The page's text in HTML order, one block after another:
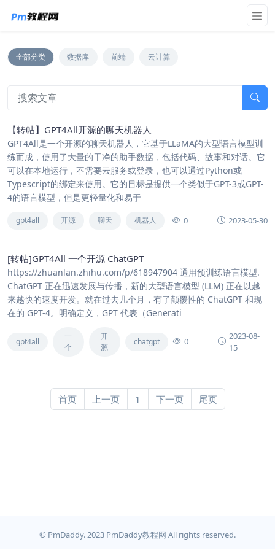
全部分类 数据库 前端 云计算
【转帖】GPT4All开源的聊天机器人
GPT4All是一个开源的聊天机器人，它基于LLaMA的大型语言模型训
练而成，使用了大量的干净的助手数据，包括代码、故事和对话。它
可以在本地运行，不需要云服务或登录，也可以通过Python或
Typescript的绑定来使用。它的目标是提供一个类似于GPT-3或GPT-
4的语言模型，但是更轻量化和易于
gpt4all 开源 聊天 机器人 0 2023-05-30
[转帖]GPT4All 一个开源 ChatGPT
https://zhuanlan.zhihu.com/p/618947904 通用预训练语言模型.
ChatGPT 正在迅速发展与传播，新的大型语言模型 (LLM) 正在以越
来越快的速度开发。就在过去几个月，有了颠覆性的 ChatGPT 和现
在的 GPT-4。明确定义，GPT 代表（Generati
gpt4all
一
个
开
源
chatgpt 0
2023-08-
15
首页 上一页 1 下一页 尾页
© PmDaddy. 2023 PmDaddy教程网 All rights reserved.